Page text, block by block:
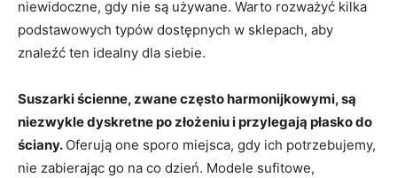
niewidoczne, gdy nie są używane. Warto rozważyć kilka
podstawowych typów dostępnych w sklepach, aby
znaleźć ten idealny dla siebie.
Suszarki ścienne, zwane często harmonijkowymi, są
niezwykle dyskretne po złożeniu i przylegają płasko do
ściany. Oferują one sporo miejsca, gdy ich potrzebujemy,
nie zabierając go na co dzień. Modele sufitowe,